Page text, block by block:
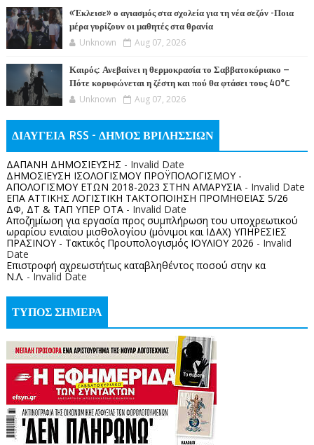
«Έκλεισε» ο αγιασμός στα σχολεία για τη νέα σεζόν -Ποια
μέρα γυρίζουν οι μαθητές στα θρανία
Unknown Aug 07, 2026
Καιρός: Ανεβαίνει η θερμοκρασία το Σαββατοκύριακο –
Πότε κορυφώνεται η ζέστη και πού θα φτάσει τους 40°C
Unknown Aug 07, 2026
ΔΙΑΥΓΕΙΑ RSS - ΔΗΜΟΣ ΒΡΙΛΗΣΣΙΩΝ
ΔΑΠΑΝΗ ΔΗΜΟΣΙΕΥΣΗΣ - Invalid Date
ΔΗΜΟΣΙΕΥΣΗ ΙΣΟΛΟΓΙΣΜΟΥ ΠΡΟΫΠΟΛΟΓΙΣΜΟΥ -
ΑΠΟΛΟΓΙΣΜΟΥ ΕΤΩΝ 2018-2023 ΣΤΗΝ ΑΜΑΡΥΣΙΑ- Invalid Date
ΕΠΑ ΑΤΤΙΚΗΣ ΛΟΓΙΣΤΙΚΗ ΤΑΚΤΟΠΟΙΗΣΗ ΠΡΟΜΗΘΕΙΑΣ 5/26
ΔΦ, ΔΤ & ΤΑΠ ΥΠΕΡ ΟΤΑ- Invalid Date
Αποζημίωση για εργασία προς συμπλήρωση του υποχρεωτικού
ωραρίου ενιαίου μισθολογίου (μόνιμοι και ΙΔΑΧ) ΥΠΗΡΕΣΙΕΣ
ΠΡΑΣΙΝΟΥ - Τακτικός Προυπολογισμός ΙΟΥΛΙΟΥ 2026 - Invalid
Date
Επιστροφή αχρεωστήτως καταβληθέντος ποσoύ στην κα
Ν.Λ. - Invalid Date
ΤΥΠΟΣ ΣΗΜΕΡΑ